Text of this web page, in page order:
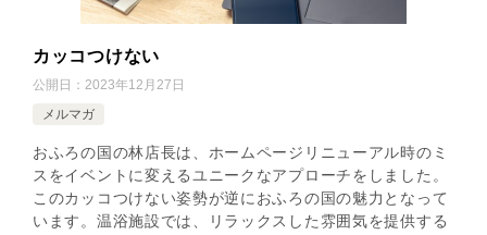
カッコつけない
公開日： 2023年12月27日
メルマガ
おふろの国の林店長は、ホームページリニューアル時のミ
スをイベントに変えるユニークなアプローチをしました。
このカッコつけない姿勢が逆におふろの国の魅力となって
います。温浴施設では、リラックスした雰囲気を提供する